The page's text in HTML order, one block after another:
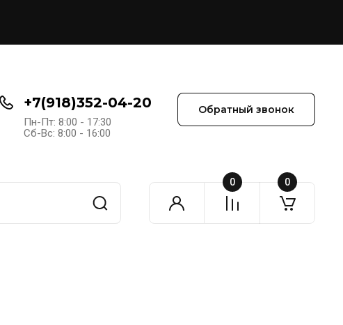
+7(918)352-04-20
Пн-Пт: 8:00 - 17:30
Сб-Вс: 8:00 - 16:00
Обратный звонок
0 0